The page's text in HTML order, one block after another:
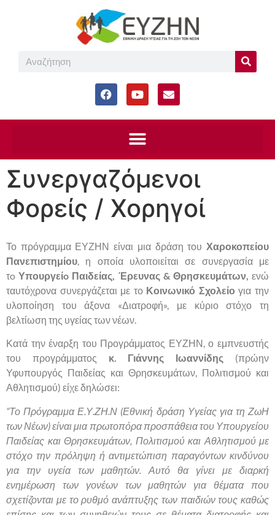
Συνεργαζόμενοι
Φορείς / Χορηγοί
Το πρόγραμμα ΕΥΖΗΝ είναι μια δράση του Χαροκοπείου
Πανεπιστημίου, η οποία υλοποιείται σε συνεργασία με
τoΥπουργείo Παιδείας, Έρευνας & Θρησκευμάτων,ενώ
ταυτόχρονα συνεργάζεται με το Κοινωνικό Σχολείο για την
υλοποίηση του άξονα «Διατροφή», με κύριο στόχο τη
βελτίωση της υγείας των νέων.
Κατά την έναρξη του Προγράμματος ΕΥΖΗΝ, ο εμπνευστής
του προγράμματος κ. Γιάννης Ιωαννίδης (πρώην
Υφυπουργός Παιδείας και Θρησκευμάτων, Πολιτισμού και
Αθλητισμού) είχε δηλώσει:
“Το Πρόγραμμα Ε.Υ.ΖΗ.Ν (Εθνική δράση Υγείας για τη ΖωΗ
των Νέων) είναι μια πρωτοπόρα προσπάθεια του Υπουργείου
Παιδείας και Θρησκευμάτων, Πολιτισμού και Αθλητισμού με
στόχο την πρόληψη ή αντιμετώπιση παραγόντων κινδύνου
για την υγεία των μαθητών. Αυτό θα γίνει με διαρκή
ενημέρωση των γονέων των μαθητών για θέματα που
σχετίζονται με το ρυθμό ανάπτυξης των παιδιών τους καθώς